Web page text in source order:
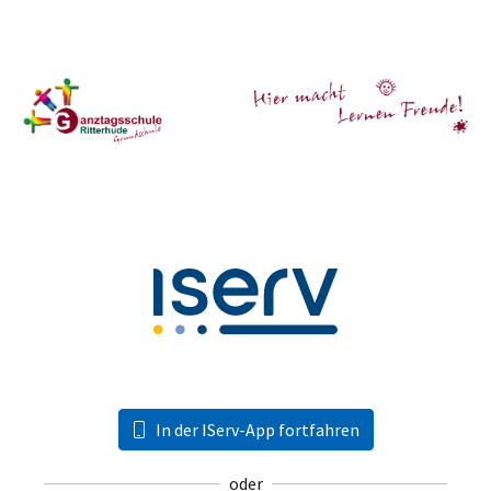
In der IServ-App fortfahren
oder